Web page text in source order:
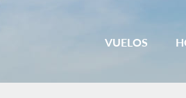
VUELOS